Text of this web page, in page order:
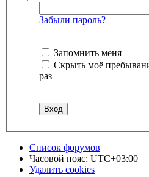
Забыли пароль?
Запомнить меня
Скрыть моё
раз
Список форумов
Часовой пояс: UTC+03:00
Удалить cookies